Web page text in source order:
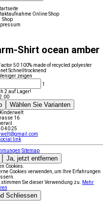
Online Shop
Shop
Shirt ocean amber
50 100% made of recycled polyester
Schnelltrocknend
zeigen
1
2 auf Lager!
Wählen Sie Varianten
16
40 25
link
Sitemap
Ja, jetzt entfernen
Cookies.
Cookies verwenden, um Ihre Erfahrungen
Sie dieser Verwendung zu.
Mehr
Schliessen